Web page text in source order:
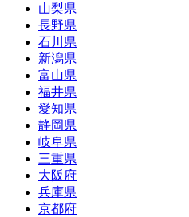
山梨県
長野県
石川県
新潟県
富山県
福井県
愛知県
静岡県
岐阜県
三重県
大阪府
兵庫県
京都府